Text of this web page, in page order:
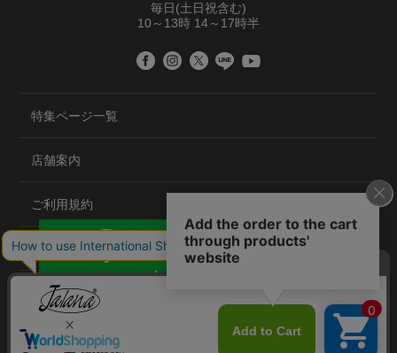
毎日(土日祝含む)
10～13時 14～17時半
特集ページ一覧
店舗案内
ご利用規約
プライバシーポリシー
特定商取引法について
会社概要